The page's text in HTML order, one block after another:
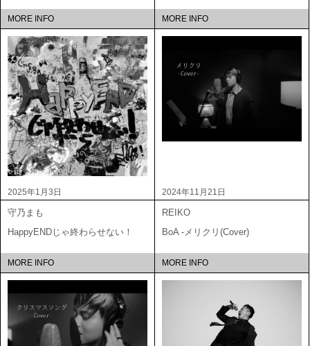
MORE INFO MORE INFO
2025年1月3日
守乃まも
HappyENDじゃ終わらせない！
MORE INFO
2024年11月21日
REIKO
BoA -メリクリ(Cover)
MORE INFO